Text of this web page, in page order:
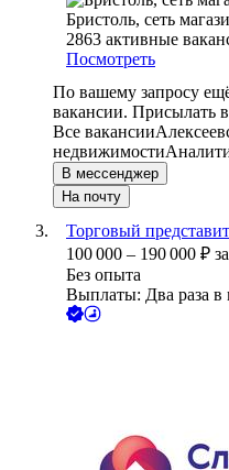
Бристоль, сеть
2863 активные
Посмотреть
По вашему запросу
вакансии. Присылать
Все вакансии
недвижимости
В мессенджер
На почту
Торговый
100 000 – 190 000 ₽
Без опыта
Выплаты: Два раза в